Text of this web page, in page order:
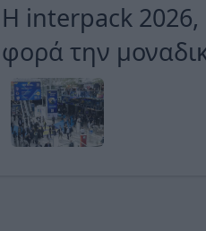
H interpack 2026,
φορά την
χαρακτήρα της